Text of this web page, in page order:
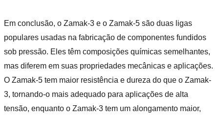
Em conclusão, o Zamak-3 e o Zamak-5 são duas ligas
populares usadas na fabricação de componentes fundidos
sob pressão. Eles têm composições químicas semelhantes,
mas diferem em suas propriedades mecânicas e aplicações.
O Zamak-5 tem maior resistência e dureza do que o Zamak-
3, tornando-o mais adequado para aplicações de alta
tensão, enquanto o Zamak-3 tem um alongamento maior,